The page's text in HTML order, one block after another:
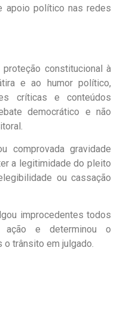
apoio político nas redes
constitucional à
e ao humor político,
críticas e conteúdos
democrático e não
comprovada gravidade
a legitimidade do pleito
ou cassação
improcedentes todos
e determinou o
trânsito em julgado.